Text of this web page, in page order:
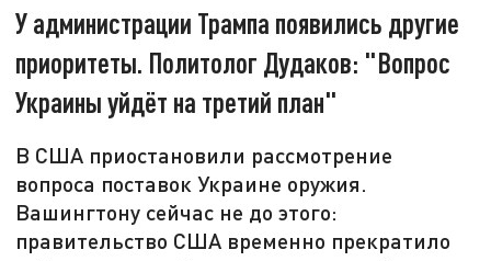
У администрации Трампа появились другие
приоритеты. Политолог Дудаков: "Вопрос
Украины уйдёт на третий план"
В США приостановили рассмотрение
вопроса поставок Украине оружия.
Вашингтону сейчас не до этого:
правительство США временно прекратило